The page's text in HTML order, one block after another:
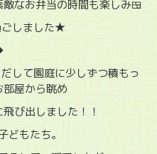
なお弁当の時間も楽しみ🍱
ごしました★
して園庭に少しずつ積もっ
部屋から眺め
び出しました！！
どもたち。